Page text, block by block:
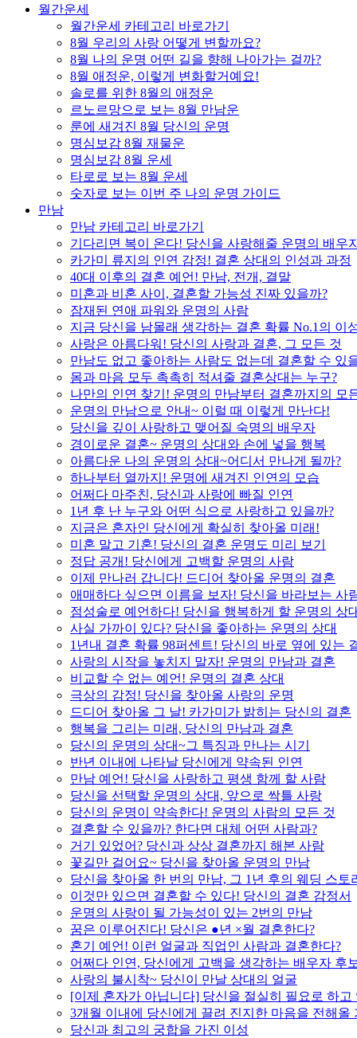
월간운세
월간운세 카테고리 바로가기
8월 우리의 사랑 어떻게 변할까요?
8월 나의 운명 어떤 길을 향해 나아가는 걸까?
8월 애정운, 이렇게 변화할거예요!
솔로를 위한 8월의 애정운
르노르망으로 보는 8월 만남운
룬에 새겨진 8월 당신의 운명
명심보감 8월 재물운
명심보감 8월 운세
타로로 보는 8월 운세
숫자로 보는 이번 주 나의 운명 가이드
만남
만남 카테고리 바로가기
기다리면 복이 온다! 당신을 사랑해줄 운명의 배우
카가미 류지의 인연 감정! 결혼 상대의 인성과 과정
40대 이후의 결혼 예언! 만남, 전개, 결말
미혼과 비혼 사이, 결혼할 가능성 진짜 있을까?
잠재된 연애 파워와 운명의 사람
지금 당신을 남몰래 생각하는 결혼 확률 No.1의 이
사랑은 아름다워! 당신의 사랑과 결혼, 그 모든 것
만남도 없고 좋아하는 사람도 없는데 결혼할 수 있
몸과 마음 모두 촉촉히 적셔줄 결혼상대는 누구?
나만의 인연 찾기! 운명의 만남부터 결혼까지의 모
운명의 만남으로 안내~ 이럴 때 이렇게 만난다!
당신을 깊이 사랑하고 맺어질 숙명의 배우자
경이로운 결혼~ 운명의 상대와 손에 넣을 행복
아름다운 나의 운명의 상대~어디서 만나게 될까?
하나부터 열까지! 운명에 새겨진 인연의 모습
어쩌다 마주친, 당신과 사랑에 빠질 인연
1년 후 난 누구와 어떤 식으로 사랑하고 있을까?
지금은 혼자인 당신에게 확실히 찾아올 미래!
미혼 말고 기혼! 당신의 결혼 운명도 미리 보기
정답 공개! 당신에게 고백할 운명의 사람
이제 만나러 갑니다! 드디어 찾아올 운명의 결혼
애매하다 싶으면 이름을 보자! 당신을 바라보는 사
점성술로 예언하다! 당신을 행복하게 할 운명의 상
사실 가까이 있다? 당신을 좋아하는 운명의 상대
1년내 결혼 확률 98퍼센트! 당신의 바로 옆에 있는
사랑의 시작을 놓치지 말자! 운명의 만남과 결혼
비교할 수 없는 예언! 운명의 결혼 상대
극상의 감정! 당신을 찾아올 사랑의 운명
드디어 찾아올 그 날! 카가미가 밝히는 당신의 결혼
행복을 그리는 미래, 당신의 만남과 결혼
당신의 운명의 상대~그 특징과 만나는 시기
반년 이내에 나타날 당신에게 약속된 인연
만남 예언! 당신을 사랑하고 평생 함께 할 사람
당신을 선택할 운명의 상대, 앞으로 싹틀 사랑
당신의 운명이 약속한다! 운명의 사람의 모든 것
결혼할 수 있을까? 한다면 대체 어떤 사람과?
거기 있었어? 당신과 상상 결혼까지 해본 사람
꽃길만 걸어요~ 당신을 찾아올 운명의 만남
당신을 찾아올 한 번의 만남, 그 1년 후의 웨딩 스토
이것만 있으면 결혼할 수 있다! 당신의 결혼 감정서
운명의 사랑이 될 가능성이 있는 2번의 만남
꿈은 이루어진다! 당신은 ●년 ×월 결혼한다?
혼기 예언! 이런 얼굴과 직업인 사람과 결혼한다?
어쩌다 인연, 당신에게 고백을 생각하는 배우자 후보
사랑의 불시착~ 당신이 만날 상대의 얼굴
[이제 혼자가 아닙니다] 당신을 절실히 필요로 하고
3개월 이내에 당신에게 끌려 진지한 마음을 전해올
당신과 최고의 궁합을 가진 이성